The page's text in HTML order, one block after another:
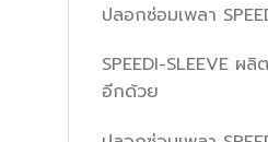
ปลอกซ่อมเพลา
SPEEDI-SLEEVE
อีกด้วย